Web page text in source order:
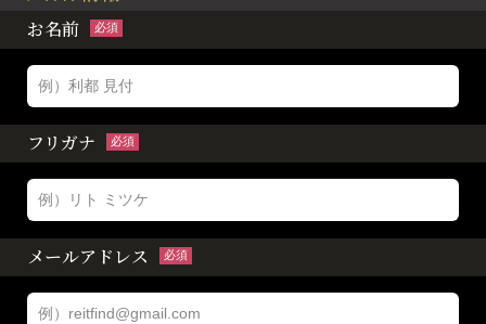
お名前 必須
フリガナ 必須
メールアドレス 必須